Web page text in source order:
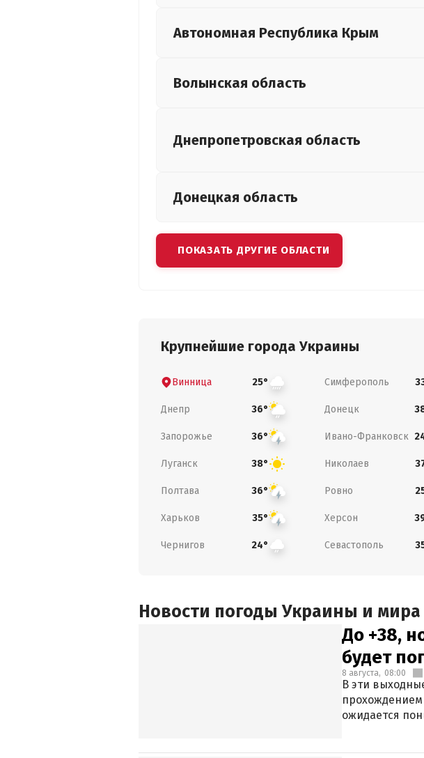
Автономная Республика Крым
Волынская область
Днепропетровская область
Донецкая область
ПОКАЗАТЬ ДРУГИЕ ОБЛАСТИ
Крупнейшие города Украины
Винница 25° Симферополь
Днепр 36° Донецк
Запорожье 36° Ивано-Франковск
Луганск 38° Николаев
Полтава 36° Ровно
Харьков 35° Херсон
Чернигов 24° Севастополь
Новости погоды Украины и мира
До +38,
будет
8 августа, 08:00
В эти
ожидается